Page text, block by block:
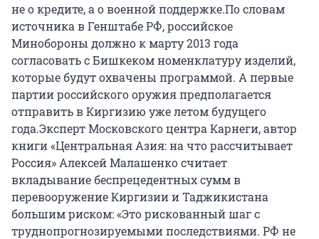
не о кредите, а о военной поддержке.По словам
источника в Генштабе РФ, российское
Минобороны должно к марту 2013 года
согласовать с Бишкеком номенклатуру изделий,
которые будут охвачены программой. А первые
партии российского оружия предполагается
отправить в Киргизию уже летом будущего
года.Эксперт Московского центра Карнеги, автор
книги «Центральная Азия: на что рассчитывает
Россия» Алексей Малашенко считает
вкладывание беспрецедентных сумм в
перевооружение Киргизии и Таджикистана
большим риском: «Это рискованный шаг с
труднопрогнозируемыми последствиями. РФ не